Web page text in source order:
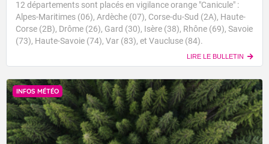
12 départements sont placés en vigilance orange "Canicule" :
Alpes-Maritimes (06), Ardèche (07), Corse-du-Sud (2A), Haute-
Corse (2B), Drôme (26), Gard (30), Isère (38), Rhône (69), Savoie
(73), Haute-Savoie (74), Var (83), et Vaucluse (84).
LIRE LE BULLETIN
INFOS MÉTÉO